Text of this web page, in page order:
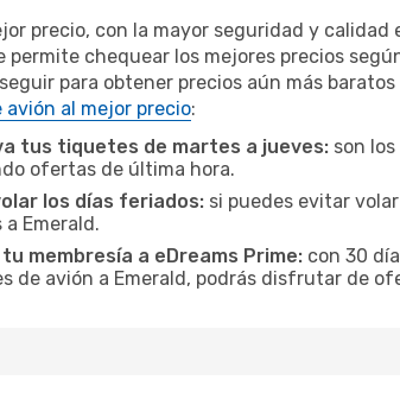
precio, con la mayor seguridad y calidad
permite chequear los mejores precios
para obtener precios aún más
al mejor precio:
tus tiquetes de martes a jueves: son
ofertas de última hora.
los días feriados: si puedes evitar
a Emerald.
membresía a eDreams Prime: con 30
de avión a Emerald, podrás disfrutar de